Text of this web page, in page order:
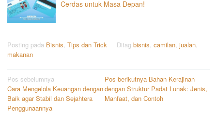
Cerdas untuk Masa Depan!
Posting pada Bisnis, Tips dan Trick Ditag bisnis, camilan, jualan,
makanan
Navigasi
pos
Pos sebelumnya
Cara Mengelola Keuangan dengan
Baik agar Stabil dan Sejahtera
Pos berikutnyaBahan Kerajinan
dengan Struktur Padat Lunak: Jenis,
Manfaat, dan Contoh
Penggunaannya